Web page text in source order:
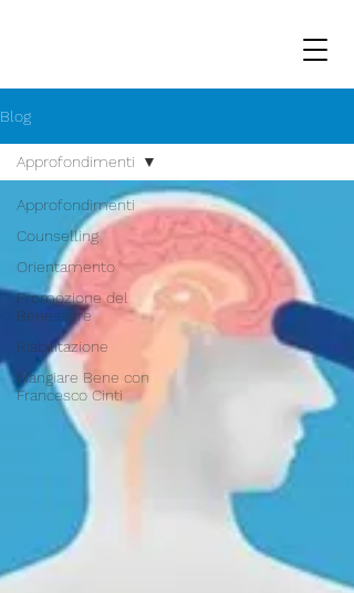
Blog
Approfondimenti
Counselling
Orientamento
Promozione del
Benessere
Riabilitazione
Mangiare Bene con
Francesco Cinti
Approfondimenti